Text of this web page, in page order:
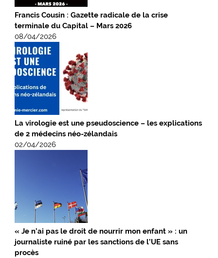
Francis Cousin : Gazette radicale de la crise
terminale du Capital – Mars 2026
08/04/2026
La virologie est une pseudoscience – les explications
de 2 médecins néo-zélandais
02/04/2026
« Je n’ai pas le droit de nourrir mon enfant » : un
journaliste ruiné par les sanctions de l’UE sans
procès